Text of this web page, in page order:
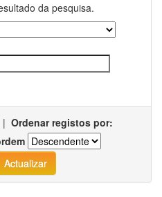
da pesquisa.
| Ordenar registos por: